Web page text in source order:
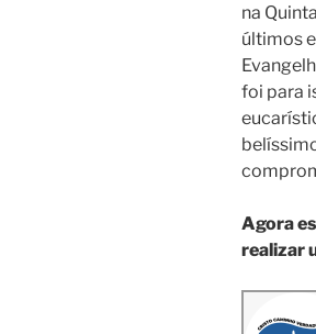
na
últimos
foi para
Agora
realizar